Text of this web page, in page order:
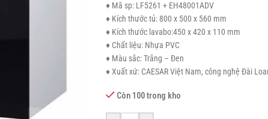
SHOP LAYOUTS
HOT
♦ Mã sp: LF5261 + EH48001ADV
♦ Kích thước tủ: 800 x 500 x 560 mm
♦ Kích thước lavabo:450 x 420 x 110 mm
♦ Chất liệu: Nhựa PVC
♦ Màu sắc: Trắng – Đen
♦ Xuất xứ: CAESAR Việt Nam, công nghệ Đài
Còn 100 trong kho